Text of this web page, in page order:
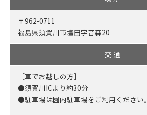
〒962-0711
福島県須賀川市塩田字音森20
交 通
［車でお越しの方］
●須賀川ICより約30分
●駐車場は園内駐車場をご利用ください。